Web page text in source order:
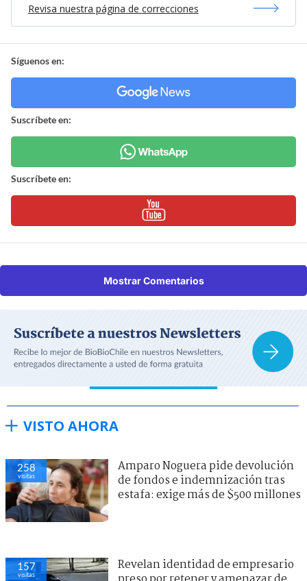
Revisa nuestra página de correcciones
Síguenos en:
Suscríbete en:
Suscríbete en:
Mostrar Comentarios
VISTO AHORA
258
visitas
Amparo Noguera pide devolución
de fondos e indemnización tras
estafa: exige más de $500 millones
157
visitas
Revelan identidad de empresario